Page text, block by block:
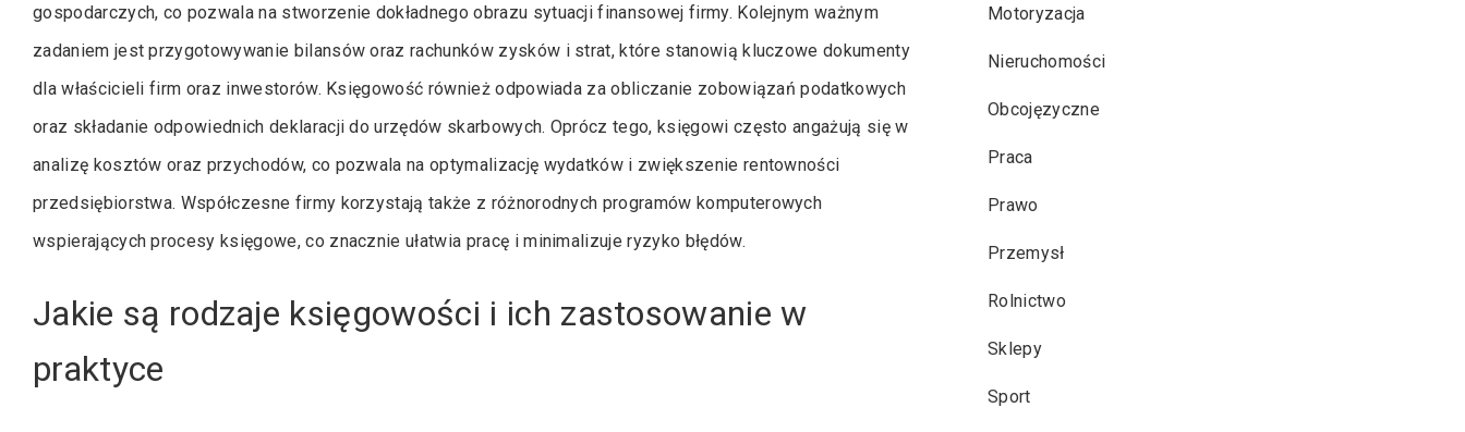
gospodarczych, co pozwala na stworzenie dokładnego obrazu sytuacji finansowej firmy. Kolejnym ważnym
zadaniem jest przygotowywanie bilansów oraz rachunków zysków i strat, które stanowią kluczowe dokumenty
dla właścicieli firm oraz inwestorów. Księgowość również odpowiada za obliczanie zobowiązań podatkowych
oraz składanie odpowiednich deklaracji do urzędów skarbowych. Oprócz tego, księgowi często angażują się w
analizę kosztów oraz przychodów, co pozwala na optymalizację wydatków i zwiększenie rentowności
przedsiębiorstwa. Współczesne firmy korzystają także z różnorodnych programów komputerowych
wspierających procesy księgowe, co znacznie ułatwia pracę i minimalizuje ryzyko błędów.
Jakie są rodzaje księgowości i ich zastosowanie w
praktyce
Motoryzacja
Nieruchomości
Obcojęzyczne
Praca
Prawo
Przemysł
Rolnictwo
Sklepy
Sport